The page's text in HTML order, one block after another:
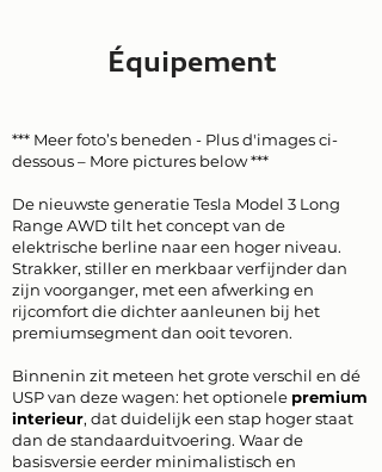
Équipement
*** Meer foto’s beneden - Plus d'images ci-
dessous – More pictures below ***
De nieuwste generatie Tesla Model 3 Long
Range AWD tilt het concept van de
elektrische berline naar een hoger niveau.
Strakker, stiller en merkbaar verfijnder dan
zijn voorganger, met een afwerking en
rijcomfort die dichter aanleunen bij het
premiumsegment dan ooit tevoren.
Binnenin zit meteen het grote verschil en dé
USP van deze wagen: het optionele premium
interieur, dat duidelijk een stap hoger staat
dan de standaarduitvoering. Waar de
basisversie eerder minimalistisch en